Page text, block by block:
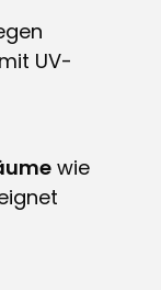
UV-
wie